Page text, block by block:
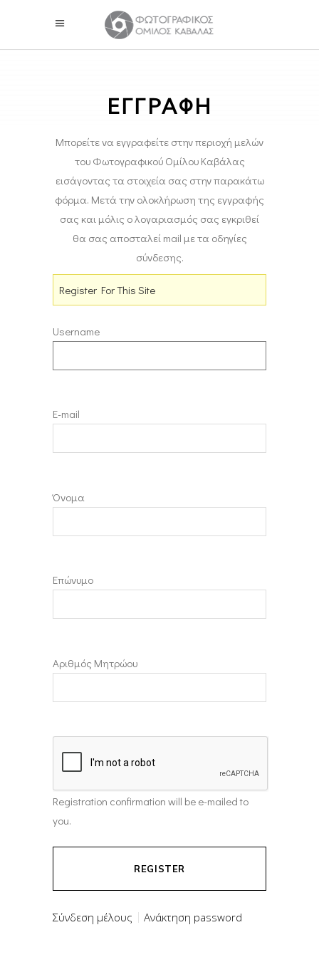
ΕΓΓΡΑΦΗ
Μπορείτε να εγγραφείτε στην περιοχή μελών
του Φωτογραφικού Ομίλου Καβάλας
εισάγοντας τα στοιχεία σας στην παρακάτω
φόρμα. Μετά την ολοκλήρωση της εγγραφής
σας και μόλις ο λογαριασμός σας εγκριθεί
θα σας αποσταλεί mail με τα οδηγίες
σύνδεσης.
Register For This Site
Username
E-mail
Όνομα
Επώνυμο
Αριθμός Μητρώου
Registration confirmation will be e-mailed to
you.
Σύνδεση μέλους Ανάκτηση password